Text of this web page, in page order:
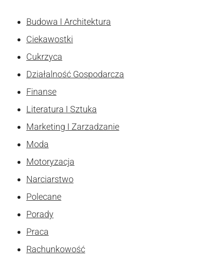
Budowa I Architektura
Ciekawostki
Cukrzyca
Działalność Gospodarcza
Finanse
Literatura I Sztuka
Marketing I Zarzadzanie
Moda
Motoryzacja
Narciarstwo
Polecane
Porady
Praca
Rachunkowość